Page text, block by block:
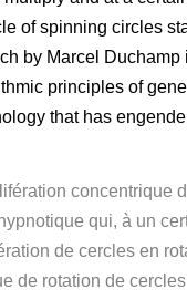
of spinning circles
by Marcel
principles of
that has
concentrique
qui, à un
de cercles en
de rotation de